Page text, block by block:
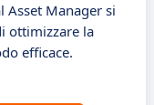
Asset Manager si
ottimizzare la
efficace.